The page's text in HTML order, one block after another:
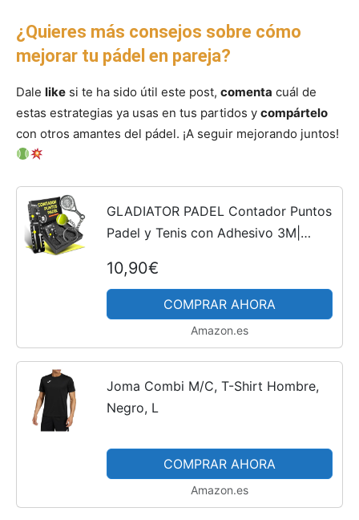
¿Quieres más consejos sobre cómo
mejorar tu pádel en pareja?
Dale like si te ha sido útil este post, comenta cuál de
estas estrategias ya usas en tus partidos y compártelo
con otros amantes del pádel. ¡A seguir mejorando juntos!
GLADIATOR PADEL Contador Puntos
Padel y Tenis con Adhesivo 3M|
Adapta a Todas Las Raquetas y Palas
| Accesorios Padel -...
10,90€
COMPRAR AHORA
Amazon.es
Joma Combi M/C, T-Shirt Hombre,
Negro, L
COMPRAR AHORA
Amazon.es